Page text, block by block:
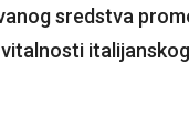
sredstva